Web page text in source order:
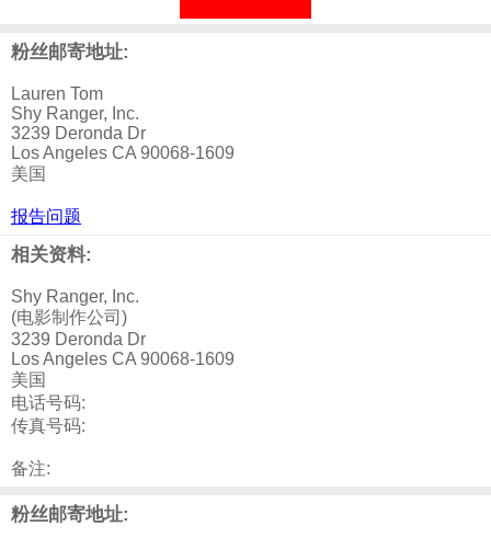
粉丝邮寄地址:
Lauren Tom
Shy Ranger, Inc.
3239 Deronda Dr
Los Angeles CA 90068-1609
美国
报告问题
相关资料:
Shy Ranger, Inc.
(电影制作公司)
3239 Deronda Dr
Los Angeles CA 90068-1609
美国
电话号码:
传真号码:
备注:
粉丝邮寄地址: